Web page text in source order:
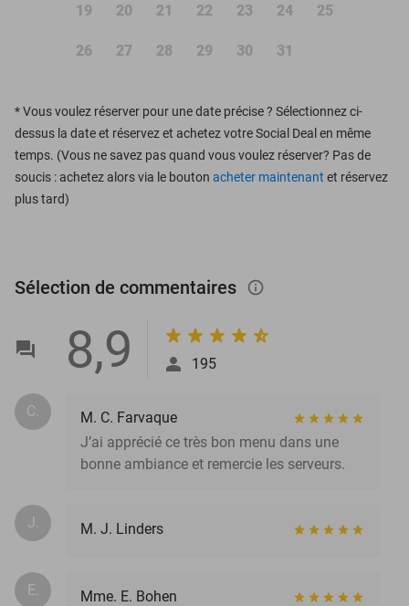
19 20 21 22 23 24 25
26 27 28 29 30 31
*Vous voulez réserver pour une date précise ? Sélectionnez ci-
dessus la date et réservez et achetez votre Social Deal en même
temps. (Vous ne savez pas quand vous voulez réserver? Pas de
soucis : achetez alors via le bouton acheter maintenant et réservez
plus tard)
Sélection de commentaires info_outlined
8,9 195
C.
M. C. Farvaque
J’ai apprécié ce très bon menu dans une
bonne ambiance et remercie les serveurs.
J. M. J. Linders
E.
Mme. E. Bohen